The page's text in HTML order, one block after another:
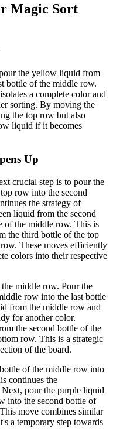
Magic Sort
the yellow liquid from
bottle of the middle row.
a complete color and
sorting. By moving the
the top row but also
liquid if it becomes
Up
crucial step is to pour the
row into the second
the strategy of
liquid from the second
of the middle row. This is
the third bottle of the top
These moves efficiently
colors into their respective
middle row. Pour the
row into the last bottle
from the middle row and
for another color.
the second bottle of the
row. This is a strategic
of the board.
of the middle row into
continues the
pour the purple liquid
into the second bottle of
move combines similar
a temporary step towards